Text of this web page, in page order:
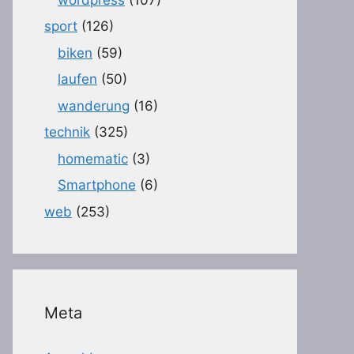
sport (126)
biken (59)
laufen (50)
wanderung (16)
technik (325)
homematic (3)
Smartphone (6)
web (253)
Meta